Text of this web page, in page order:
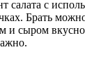
салата с
Брать
и сыром